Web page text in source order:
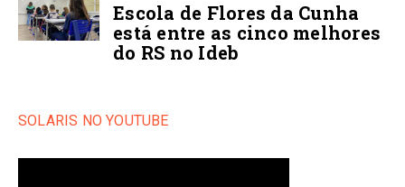
Escola de Flores da Cunha
está entre as cinco melhores
do RS no Ideb
SOLARIS NO YOUTUBE